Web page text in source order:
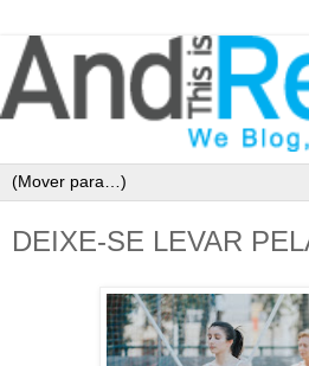
DEIXE-SE LEVAR